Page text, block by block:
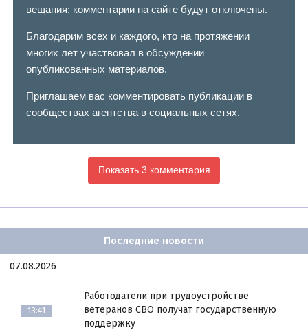
вещания: комментарии на сайте будут отключены.
Благодарим всех и каждого, кто на протяжении
многих лет участвовал в обсуждении
опубликованных материалов.
Приглашаем вас комментировать публикации в
сообществах агентства в социальных сетях.
Показать 3 комментария
Последние новости
07.08.2026
13:41
Работодатели при трудоустройстве
ветеранов СВО получат государственную
поддержку